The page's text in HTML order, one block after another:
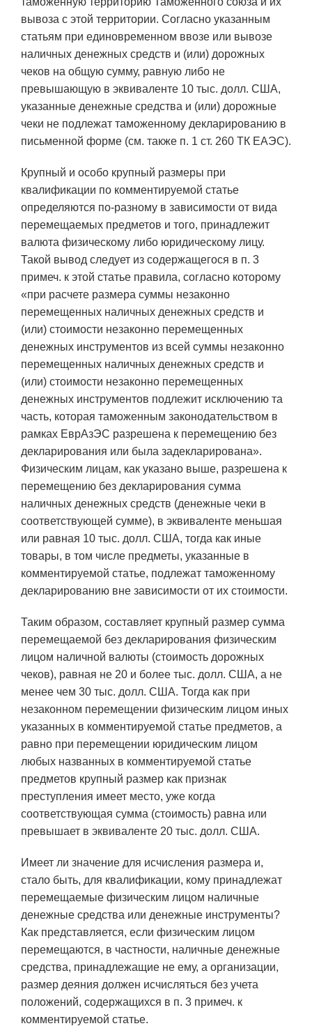
вывоза с этой территории. Согласно указанным
статьям при единовременном ввозе или вывозе
наличных денежных средств и (или) дорожных
чеков на общую сумму, равную либо не
превышающую в эквиваленте 10 тыс. долл. США,
указанные денежные средства и (или) дорожные
чеки не подлежат таможенному декларированию в
письменной форме (см. также п. 1 ст. 260 ТК ЕАЭС).
Крупный и особо крупный размеры при
квалификации по комментируемой статье
определяются по-разному в зависимости от вида
перемещаемых предметов и того, принадлежит
валюта физическому либо юридическому лицу.
Такой вывод следует из содержащегося в п. 3
примеч. к этой статье правила, согласно которому
«при расчете размера суммы незаконно
перемещенных наличных денежных средств и
(или) стоимости незаконно перемещенных
денежных инструментов из всей суммы незаконно
перемещенных наличных денежных средств и
(или) стоимости незаконно перемещенных
денежных инструментов подлежит исключению та
часть, которая таможенным законодательством в
рамках ЕврАзЭС разрешена к перемещению без
декларирования или была задекларирована».
Физическим лицам, как указано выше, разрешена к
перемещению без декларирования сумма
наличных денежных средств (денежные чеки в
соответствующей сумме), в эквиваленте меньшая
или равная 10 тыс. долл. США, тогда как иные
товары, в том числе предметы, указанные в
комментируемой статье, подлежат таможенному
декларированию вне зависимости от их стоимости.
Таким образом, составляет крупный размер сумма
перемещаемой без декларирования физическим
лицом наличной валюты (стоимость дорожных
чеков), равная не 20 и более тыс. долл. США, а не
менее чем 30 тыс. долл. США. Тогда как при
незаконном перемещении физическим лицом иных
указанных в комментируемой статье предметов, а
равно при перемещении юридическим лицом
любых названных в комментируемой статье
предметов крупный размер как признак
преступления имеет место, уже когда
соответствующая сумма (стоимость) равна или
превышает в эквиваленте 20 тыс. долл. США.
Имеет ли значение для исчисления размера и,
стало быть, для квалификации, кому принадлежат
перемещаемые физическим лицом наличные
денежные средства или денежные инструменты?
Как представляется, если физическим лицом
перемещаются, в частности, наличные денежные
средства, принадлежащие не ему, а организации,
размер деяния должен исчисляться без учета
положений, содержащихся в п. 3 примеч. к
комментируемой статье.